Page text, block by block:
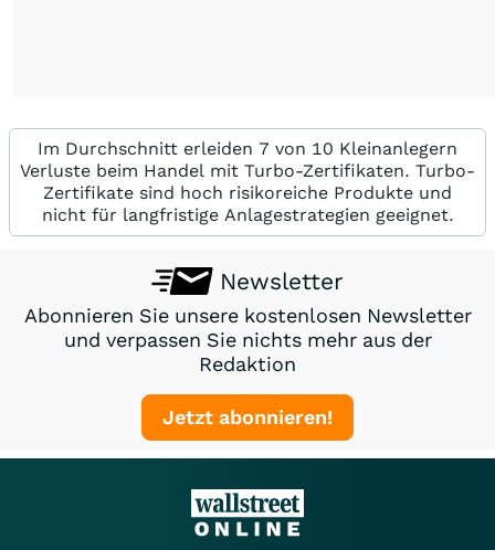
Im Durchschnitt erleiden 7 von 10 Kleinanlegern
Verluste beim Handel mit Turbo-Zertifikaten. Turbo-
Zertifikate sind hoch risikoreiche Produkte und
nicht für langfristige Anlagestrategien geeignet.
Newsletter
Abonnieren Sie unsere kostenlosen Newsletter
und verpassen Sie nichts mehr aus der
Redaktion
Jetzt abonnieren!